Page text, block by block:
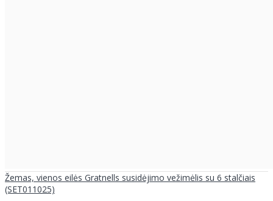
Žemas, vienos eilės Gratnells susidėjimo vežimėlis su 6 stalčiais
(SET011025)